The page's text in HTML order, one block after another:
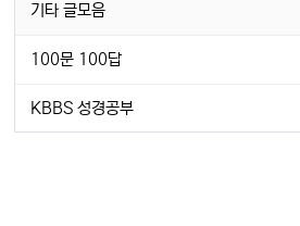
기타 글모음
100문 100답
KBBS 성경공부